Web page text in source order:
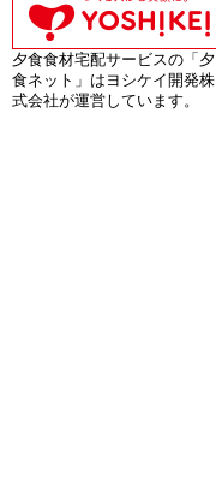
夕食食材宅配サービスの「夕
食ネット」はヨシケイ開発株
式会社が運営しています。